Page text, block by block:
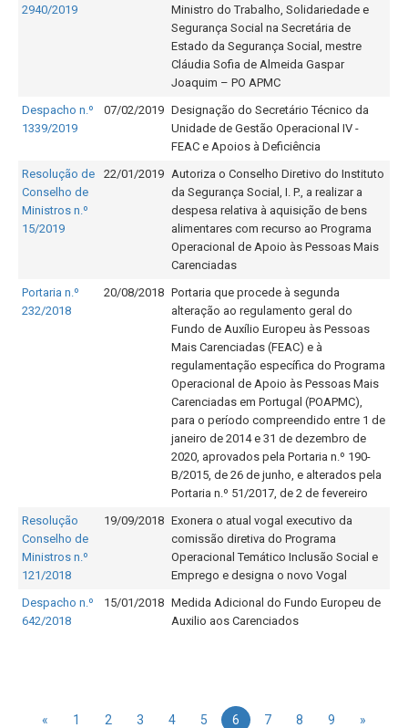
2940/2019
Ministro do Trabalho, Solidariedade e
Segurança Social na Secretária de
Estado da Segurança Social, mestre
Cláudia Sofia de Almeida Gaspar
Joaquim – PO APMC
Despacho n.º
1339/2019
07/02/2019 Designação do Secretário Técnico da
Unidade de Gestão Operacional IV -
FEAC e Apoios à Deficiência
Resolução de
Conselho de
Ministros n.º
15/2019
22/01/2019 Autoriza o Conselho Diretivo do Instituto
da Segurança Social, I. P., a realizar a
despesa relativa à aquisição de bens
alimentares com recurso ao Programa
Operacional de Apoio às Pessoas Mais
Carenciadas
Portaria n.º
232/2018
20/08/2018 Portaria que procede à segunda
alteração ao regulamento geral do
Fundo de Auxílio Europeu às Pessoas
Mais Carenciadas (FEAC) e à
regulamentação específica do Programa
Operacional de Apoio às Pessoas Mais
Carenciadas em Portugal (POAPMC),
para o período compreendido entre 1 de
janeiro de 2014 e 31 de dezembro de
2020, aprovados pela Portaria n.º 190-
B/2015, de 26 de junho, e alterados pela
Portaria n.º 51/2017, de 2 de fevereiro
Resolução
Conselho de
Ministros n.º
121/2018
19/09/2018 Exonera o atual vogal executivo da
comissão diretiva do Programa
Operacional Temático Inclusão Social e
Emprego e designa o novo Vogal
Despacho n.º
642/2018
15/01/2018 Medida Adicional do Fundo Europeu de
Auxilio aos Carenciados
« 1 2 3 4 5 6 7 8 9 »